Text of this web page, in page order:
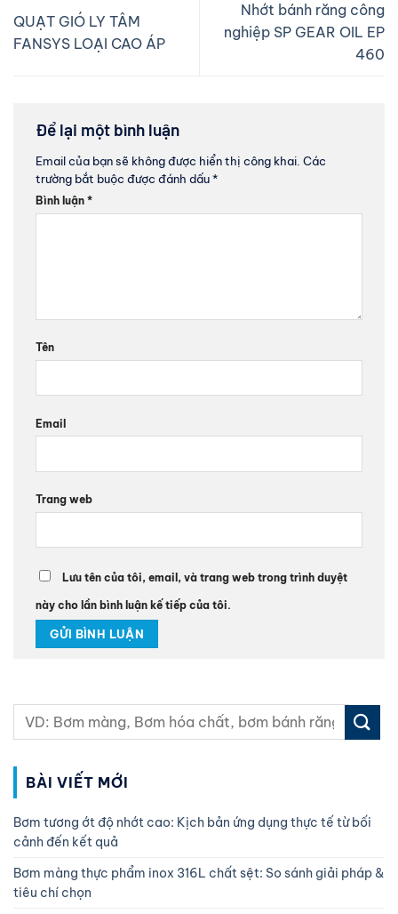
QUẠT GIÓ LY TÂM
FANSYS LOẠI CAO ÁP
Nhớt bánh răng công
nghiệp SP GEAR OIL EP
460
Để lại một bình luận
Email của bạn sẽ không được hiển thị công khai. Các
trường bắt buộc được đánh dấu*
Bình luận *
Tên
Email
Trang web
Lưu tên của tôi, email, và trang web trong trình duyệt
này cho lần bình luận kế tiếp của tôi.
BÀI VIẾT MỚI
Bơm tương ớt độ nhớt cao: Kịch bản ứng dụng thực tế từ bối
cảnh đến kết quả
Bơm màng thực phẩm inox 316L chất sệt: So sánh giải pháp &
tiêu chí chọn